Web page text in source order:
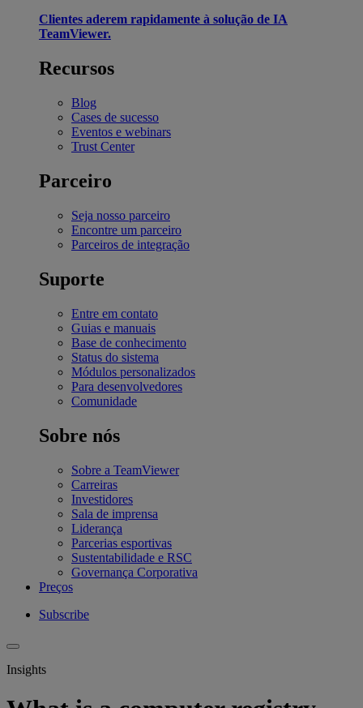
Clientes aderem rapidamente à solução de IA
TeamViewer.
Recursos
Blog
Cases de sucesso
Eventos e webinars
Trust Center
Parceiro
Seja nosso parceiro
Encontre um parceiro
Parceiros de integração
Suporte
Entre em contato
Guias e manuais
Base de conhecimento
Status do sistema
Módulos personalizados
Para desenvolvedores
Comunidade
Sobre nós
Sobre a TeamViewer
Carreiras
Investidores
Sala de imprensa
Liderança
Parcerias esportivas
Sustentabilidade e RSC
Governança Corporativa
Preços
Subscribe
Insights